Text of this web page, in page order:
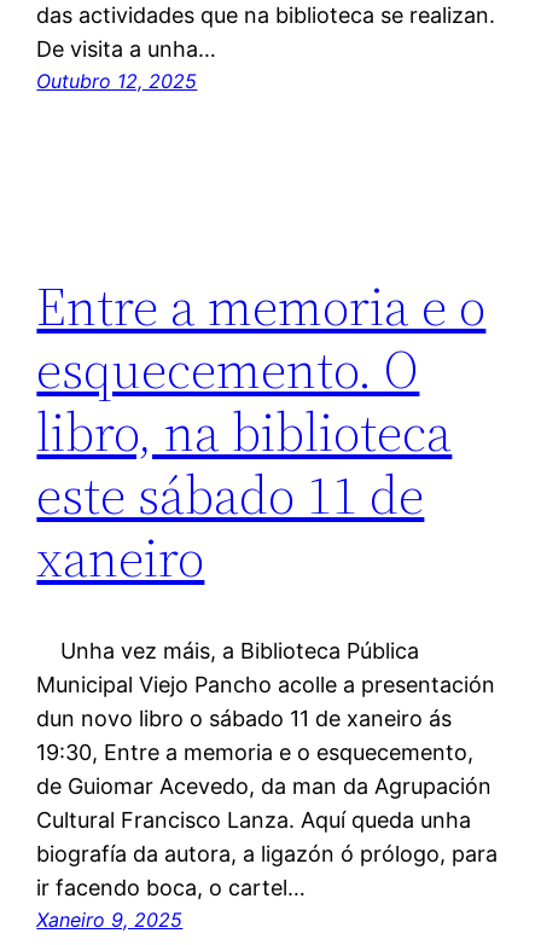
das actividades que na biblioteca se realizan.
De visita a unha…
Outubro 12, 2025
Entre a memoria e o
esquecemento. O
libro, na biblioteca
este sábado 11 de
xaneiro
Unha vez máis, a Biblioteca Pública
Municipal Viejo Pancho acolle a presentación
dun novo libro o sábado 11 de xaneiro ás
19:30, Entre a memoria e o esquecemento,
de Guiomar Acevedo, da man da Agrupación
Cultural Francisco Lanza. Aquí queda unha
biografía da autora, a ligazón ó prólogo, para
ir facendo boca, o cartel…
Xaneiro 9, 2025